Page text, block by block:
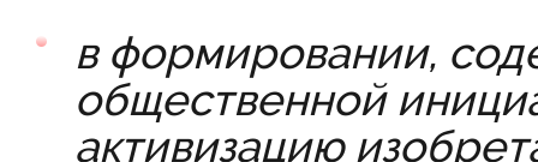
в формировании,
общественной
активизацию